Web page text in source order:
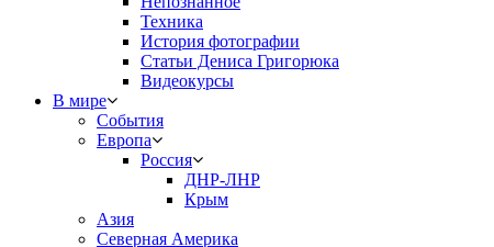
Техника
История фотографии
Статьи Дениса Григорюка
Видеокурсы
В мире
События
Европа
Россия
ДНР-ЛНР
Крым
Азия
Северная Америка